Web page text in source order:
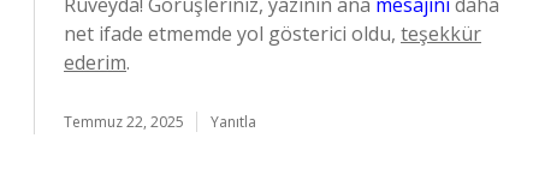
net ifade etmemde yol gösterici oldu, teşekkür
ederim.
Temmuz 22, 2025 Yanıtla